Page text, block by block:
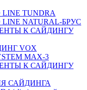
TUNDRA
NATURAL-БРУС
К САЙДИНГУ
VOX
MAX-3
К САЙДИНГУ
САЙДИНГА